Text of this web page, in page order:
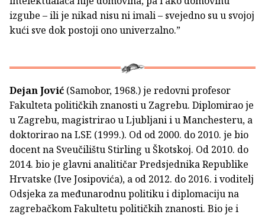
izgube – ili je nikad nisu ni imali – svejedno su u svojoj
kući sve dok postoji ono univerzalno.”
Dejan Jović (Samobor, 1968.) je redovni profesor
Fakulteta političkih znanosti u Zagrebu. Diplomirao je
u Zagrebu, magistrirao u Ljubljani i u Manchesteru, a
doktorirao na LSE (1999.). Od od 2000. do 2010. je bio
docent na Sveučilištu Stirling u Škotskoj. Od 2010. do
2014. bio je glavni analitičar Predsjednika Republike
Hrvatske (Ive Josipovića), a od 2012. do 2016. i voditelj
Odsjeka za međunarodnu politiku i diplomaciju na
zagrebačkom Fakultetu političkih znanosti. Bio je i